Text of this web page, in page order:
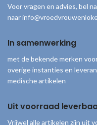
Voor vragen en advies, bel
naar
In samenwerking
met de bekende merken
overige instanties en
medische artikelen
Uit voorraad
Vrijwel alle artikelen zijn uit